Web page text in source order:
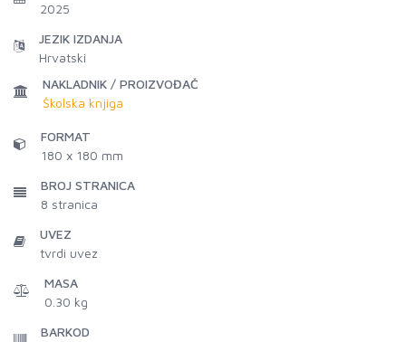
2025
JEZIK IZDANJA
Hrvatski
NAKLADNIK / PROIZVOĐAČ
Školska knjiga
FORMAT
180 x 180 mm
BROJ STRANICA
8 stranica
UVEZ
tvrdi uvez
MASA
0.30 kg
BARKOD